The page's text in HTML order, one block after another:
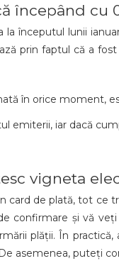
cu
începutul lunii
prin faptul că a
în orice moment,
emiterii, iar dacă
vigneta
card de plată, tot ce
confirmare și vă
plății. În
asemenea, puteți